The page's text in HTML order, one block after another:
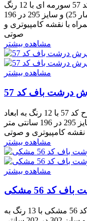
نخ و نقشه فرش درشت باف (گبه) طرح کد 57 سورمه ای با 12 رنگ
به ابعاد 1053 رج در 701 گره (رجشمار 25) و سایز 295 در 196
با نقشه کامپیوتری و
صوتی
مشاهده بیشتر
مشاهده بیشتر
درشت باف کد 57
نخ و نقشه فرش درشت باف (گبه) طرح کد 57 با 12 رنگ به ابعاد
1053 رج در 701 گره (رجشمار 25) و سایز 295 در 196 سانتی متر
نقشه کامپیوتری و صوتی
مشاهده بیشتر
مشاهده بیشتر
56 مشکی
نخ و نقشه فرش درشت باف (گبه) طرح کد 56 مشکی با 13 رنگ به